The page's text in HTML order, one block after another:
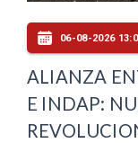
06-08-2026
ALIANZA
E INDAP: